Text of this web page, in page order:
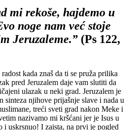
mi rekoše, hajdemo u
noge nam već stoje
Jeruzaleme.” (Ps 122,
kada znaš da ti se pruža prilika
pred Jeruzalem daje vam slutiti da
ulazak u neki grad. Jeruzalem je
sinteza njihove prijašnje slave i nada u
treći sveti grad nakon Meke i
nazivamo mi kršćani jer je Isus u
i uskrsnuo! I zaista, na prvi je pogled